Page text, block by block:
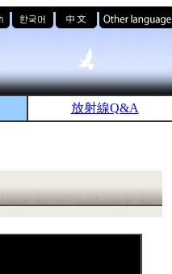
放射線Q&A